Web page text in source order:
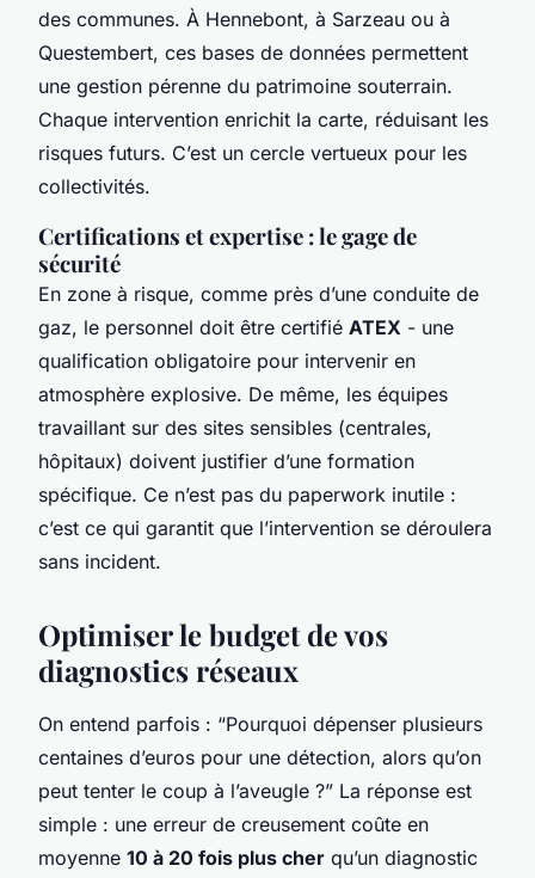
des communes. À Hennebont, à Sarzeau ou à
Questembert, ces bases de données permettent
une gestion pérenne du patrimoine souterrain.
Chaque intervention enrichit la carte, réduisant les
risques futurs. C’est un cercle vertueux pour les
collectivités.
Certifications et expertise : le gage de
sécurité
En zone à risque, comme près d’une conduite de
gaz, le personnel doit être certifié ATEX - une
qualification obligatoire pour intervenir en
atmosphère explosive. De même, les équipes
travaillant sur des sites sensibles (centrales,
hôpitaux) doivent justifier d’une formation
spécifique. Ce n’est pas du paperwork inutile :
c’est ce qui garantit que l’intervention se déroulera
sans incident.
Optimiser le budget de vos
diagnostics réseaux
On entend parfois : “Pourquoi dépenser plusieurs
centaines d’euros pour une détection, alors qu’on
peut tenter le coup à l’aveugle ?” La réponse est
simple : une erreur de creusement coûte en
moyenne 10 à 20 fois plus cher qu’un diagnostic